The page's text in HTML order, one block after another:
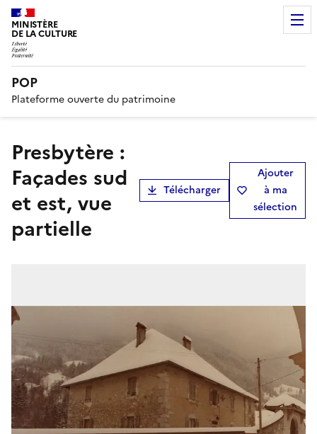
MINISTÈRE
DE LA CULTURE
POP
Plateforme ouverte du patrimoine
Presbytère :
Façades sud
et est, vue
partielle
Télécharger
Ajouter
à ma
sélection